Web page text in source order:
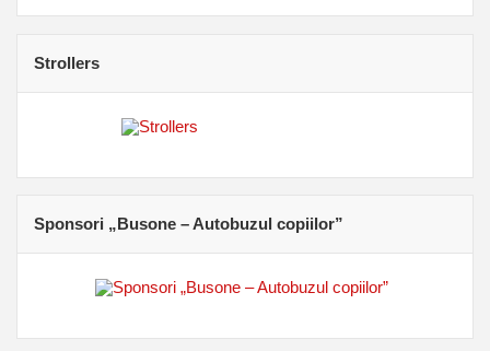
Strollers
Sponsori „Busone – Autobuzul copiilor”